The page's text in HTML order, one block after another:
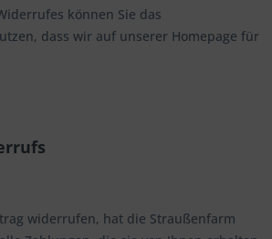
können Sie das
dass wir auf unserer Homepage für
widerrufen, hat die Straußenfarm